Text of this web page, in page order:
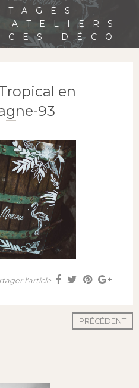
ATELIERS
DÉCO
en
93
l'article
PRÉCÉDENT